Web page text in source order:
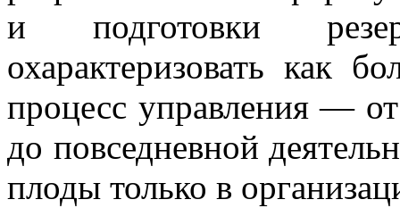
и подготовки
охарактеризовать как
процесс управления — от
до повседневной
плоды только в